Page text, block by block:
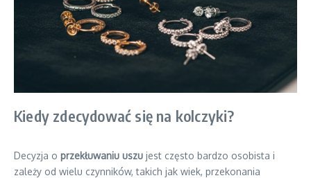
Kiedy zdecydować się na kolczyki?
Decyzja o przekłuwaniu uszu jest często bardzo osobista i
zależy od wielu czynników, takich jak wiek, przekonania